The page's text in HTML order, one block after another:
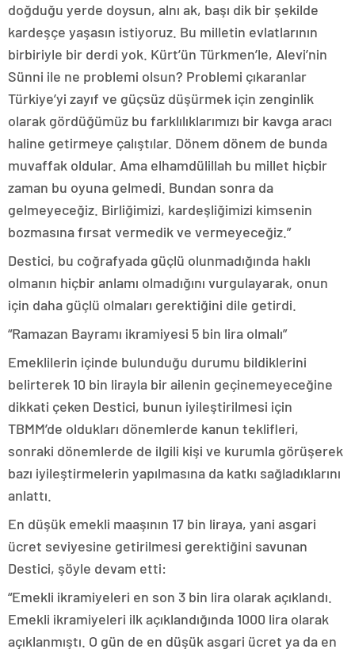
doğduğu yerde doysun, alnı ak, başı dik bir şekilde
kardeşçe yaşasın istiyoruz. Bu milletin evlatlarının
birbiriyle bir derdi yok. Kürt’ün Türkmen’le, Alevi’nin
Sünni ile ne problemi olsun? Problemi çıkaranlar
Türkiye’yi zayıf ve güçsüz düşürmek için zenginlik
olarak gördüğümüz bu farklılıklarımızı bir kavga aracı
haline getirmeye çalıştılar. Dönem dönem de bunda
muvaffak oldular. Ama elhamdülillah bu millet hiçbir
zaman bu oyuna gelmedi. Bundan sonra da
gelmeyeceğiz. Birliğimizi, kardeşliğimizi kimsenin
bozmasına fırsat vermedik ve vermeyeceğiz.”
Destici, bu coğrafyada güçlü olunmadığında haklı
olmanın hiçbir anlamı olmadığını vurgulayarak, onun
için daha güçlü olmaları gerektiğini dile getirdi.
“Ramazan Bayramı ikramiyesi 5 bin lira olmalı”
Emeklilerin içinde bulunduğu durumu bildiklerini
belirterek 10 bin lirayla bir ailenin geçinemeyeceğine
dikkati çeken Destici, bunun iyileştirilmesi için
TBMM’de oldukları dönemlerde kanun teklifleri,
sonraki dönemlerde de ilgili kişi ve kurumla görüşerek
bazı iyileştirmelerin yapılmasına da katkı sağladıklarını
anlattı.
En düşük emekli maaşının 17 bin liraya, yani asgari
ücret seviyesine getirilmesi gerektiğini savunan
Destici, şöyle devam etti:
“Emekli ikramiyeleri en son 3 bin lira olarak açıklandı.
Emekli ikramiyeleri ilk açıklandığında 1000 lira olarak
açıklanmıştı. O gün de en düşük asgari ücret ya da en